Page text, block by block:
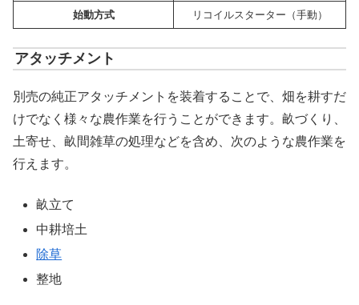
始動方式 リコイルスターター（手動）
アタッチメント
別売の純正アタッチメントを装着することで、畑を耕すだ
けでなく様々な農作業を行うことができます。畝づくり、
土寄せ、畝間雑草の処理などを含め、次のような農作業を
行えます。
畝立て
中耕培土
除草
整地